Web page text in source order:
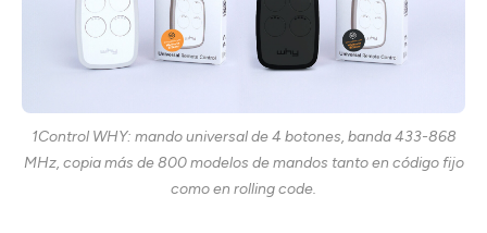
1Control WHY: mando universal de 4 botones, banda 433-868
MHz, copia más de 800 modelos de mandos tanto en código fijo
como en rolling code.